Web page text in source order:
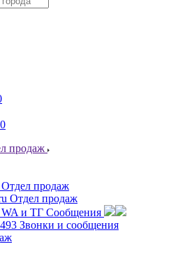
0
продаж
Отдел продаж
Отдел продаж
WA и ТГ Сообщения
Звонки и сообщения